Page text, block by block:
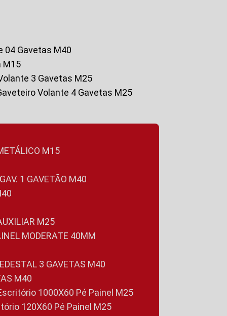
04 Gavetas M40
M15
3 Gavetas M25
Gaveteiro Volante 4 Gavetas M25
M15
1 GAVETÃO M40
AUXILIAR M25
MODERATE 40MM
3 GAVETAS M40
M40
Escritório 1000X60 Pé Painel M25
120X60 Pé Painel M25